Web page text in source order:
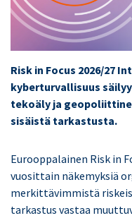
Risk in Focus 2026/27
kyberturvallisuus
tekoäly ja
sisäistä tarkastusta.
Eurooppalainen Risk in
vuosittain näkemyksiä
merkittävimmistä
tarkastus vastaa